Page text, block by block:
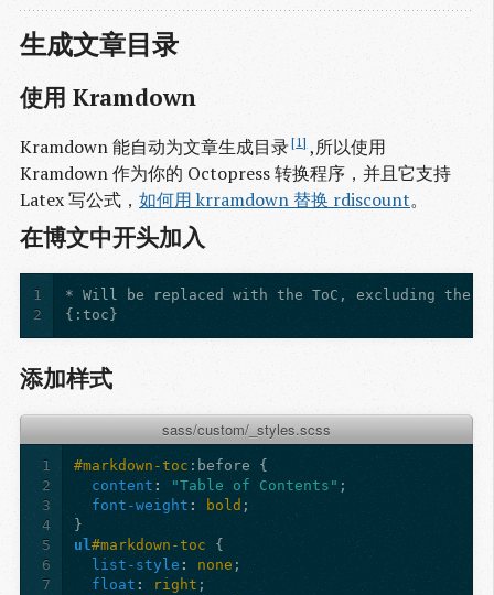
生成文章目录
使用 Kramdown
Kramdown 能自动为文章生成目录 1 ,所以使用
Kramdown 作为你的 Octopress 转换程序，并且它支持
Latex 写公式， 如何用 krramdown 替换 rdiscount。
在博文中开头加入
1
2
{:toc}
添加样式
sass/custom/_styles.scss
1
2
3
4
5
6
7
#markdown-toc :before
{
content : "Table of Contents" ;
font-weight : bold ;
}
ul#markdown-toc
{
list-style : none ;
float : right ;